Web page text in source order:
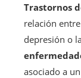
Trastornos
relación
depresión o
asociado a